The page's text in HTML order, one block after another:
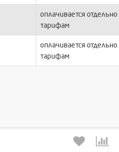
оплачивается отдельно
тарифам
оплачивается отдельно
тарифам